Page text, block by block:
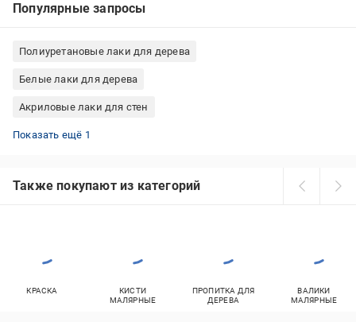
Популярные запросы
Полиуретановые лаки для дерева
Белые лаки для дерева
Акриловые лаки для стен
Акриловые лаки для дерева
Показать ещё 1
Также покупают из категорий
КРАСКА
КИСТИ
МАЛЯРНЫЕ
ПРОПИТКА ДЛЯ
ДЕРЕВА
ВАЛИКИ
МАЛЯРНЫЕ